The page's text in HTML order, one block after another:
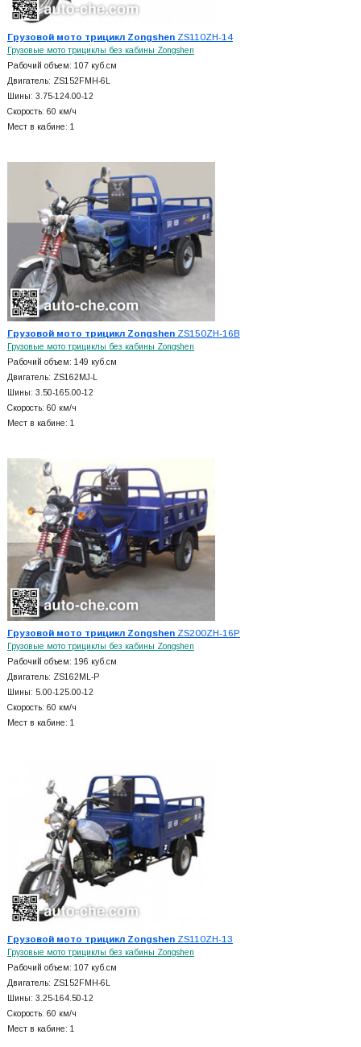
Грузовой мото трицикл ZongshenZS110ZH-14
Грузовые мото трициклы без кабины Zongshen
Рабочий объем: 107 куб.см
Двигатель: ZS152FMH-6L
Шины: 3.75-124.00-12
Скорость: 60 км/ч
Мест в кабине: 1
Грузовой мото трицикл ZongshenZS150ZH-16B
Грузовые мото трициклы без кабины Zongshen
Рабочий объем: 149 куб.см
Двигатель: ZS162MJ-L
Шины: 3.50-165.00-12
Скорость: 60 км/ч
Мест в кабине: 1
Грузовой мото трицикл ZongshenZS200ZH-16P
Грузовые мото трициклы без кабины Zongshen
Рабочий объем: 196 куб.см
Двигатель: ZS162ML-P
Шины: 5.00-125.00-12
Скорость: 60 км/ч
Мест в кабине: 1
Грузовой мото трицикл ZongshenZS110ZH-13
Грузовые мото трициклы без кабины Zongshen
Рабочий объем: 107 куб.см
Двигатель: ZS152FMH-6L
Шины: 3.25-164.50-12
Скорость: 60 км/ч
Мест в кабине: 1